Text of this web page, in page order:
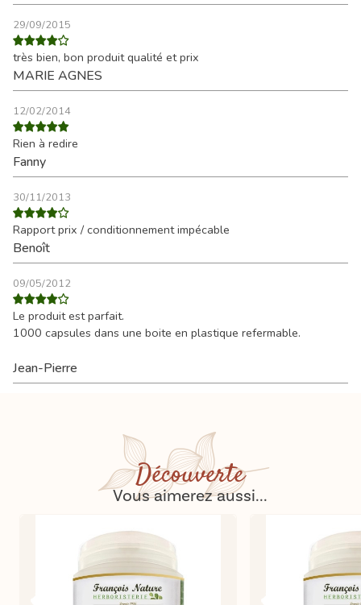
29/09/2015
très bien, bon produit qualité et prix
MARIE AGNES
12/02/2014
Rien à redire
Fanny
30/11/2013
Rapport prix / conditionnement impécable
Benoît
09/05/2012
Le produit est parfait.
1000 capsules dans une boite en plastique refermable.
Jean-Pierre
Découverte
Vous aimerez aussi...